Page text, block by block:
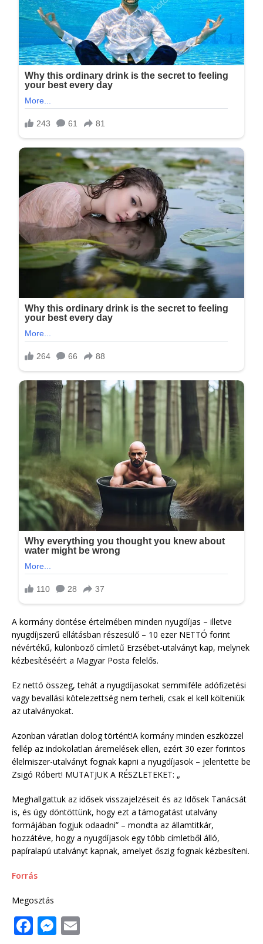
A kormány döntése értelmében minden nyugdíjas – illetve
nyugdíjszerű ellátásban részesülő – 10 ezer NETTÓ forint
névértékű, különböző címletű Erzsébet-utalványt kap, melynek
kézbesítéséért a Magyar Posta felelős.
Ez nettó összeg, tehát a nyugdíjasokat semmiféle adófizetési
vagy bevallási kötelezettség nem terheli, csak el kell költeniük
az utalványokat.
Azonban váratlan dolog történt!A kormány minden eszközzel
fellép az indokolatlan áremelések ellen, ezért 30 ezer forintos
élelmiszer-utalványt fognak kapni a nyugdíjasok – jelentette be
Zsigó Róbert! MUTATJUK A RÉSZLETEKET: „
Meghallgattuk az idősek visszajelzéseit és az Idősek Tanácsát
is, és úgy döntöttünk, hogy ezt a támogatást utalvány
formájában fogjuk odaadni” – mondta az államtitkár,
hozzátéve, hogy a nyugdíjasok egy több címletből álló,
papíralapú utalványt kapnak, amelyet őszig fognak kézbesíteni.
Forrás
Megosztás
F M